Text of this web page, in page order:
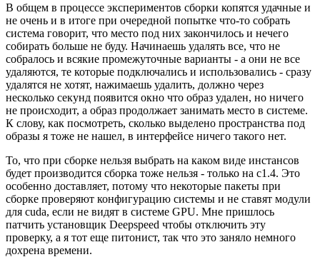
В общем в процессе экспериментов сборки копятся удачные и
не очень и в итоге при очередной попытке что-то собрать
система говорит, что место под них закончилось и нечего
собирать больше не буду. Начинаешь удалять все, что не
собралось и всякие промежуточные варианты - а они не все
удаляются, те которые подключались и использовались - сразу
удалятся не хотят, нажимаешь удалить, должно через
несколько секунд появится окно что образ удален, но ничего
не происходит, а образ продолжает занимать место в системе.
К слову, как посмотреть, сколько выделено пространства под
образы я тоже не нашел, в интерфейсе ничего такого нет.
То, что при сборке нельзя выбрать на каком виде инстансов
будет производится сборка тоже нельзя - только на c1.4. Это
особенно доставляет, потому что некоторые пакеты при
сборке проверяют конфигурацию системы и не ставят модули
для cuda, если не видят в системе GPU. Мне пришлось
патчить установщик Deepspeed чтобы отключить эту
проверку, а я тот еще питонист, так что это заняло немного
дохрена времени.